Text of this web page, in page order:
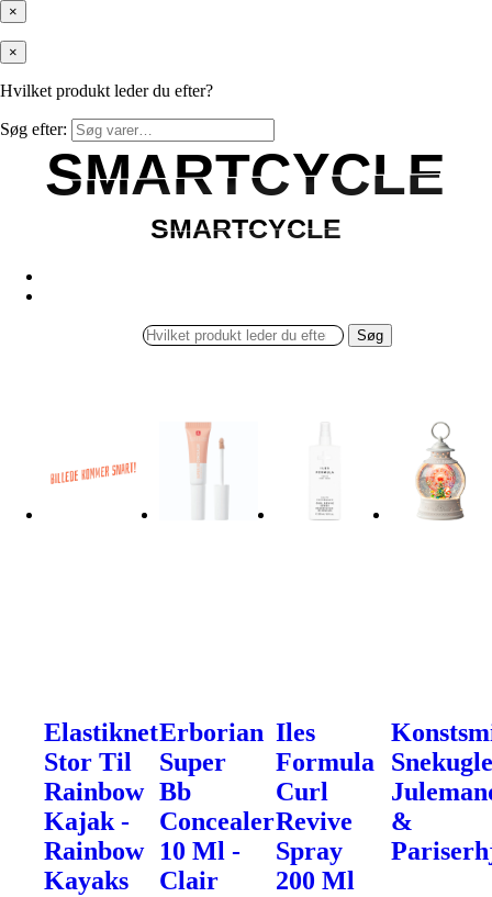
×
×
Hvilket produkt leder du efter?
Søg efter:
SMARTCYCLE
SMARTCYCLE
SMARTCYCLE
SMARTCYCLE
Søg
Elastiknet
Stor Til
Rainbow
Kajak -
Rainbow
Kayaks
Erborian
Super
Bb
Concealer
10 Ml -
Clair
Iles
Formula
Curl
Revive
Spray
200 Ml
&